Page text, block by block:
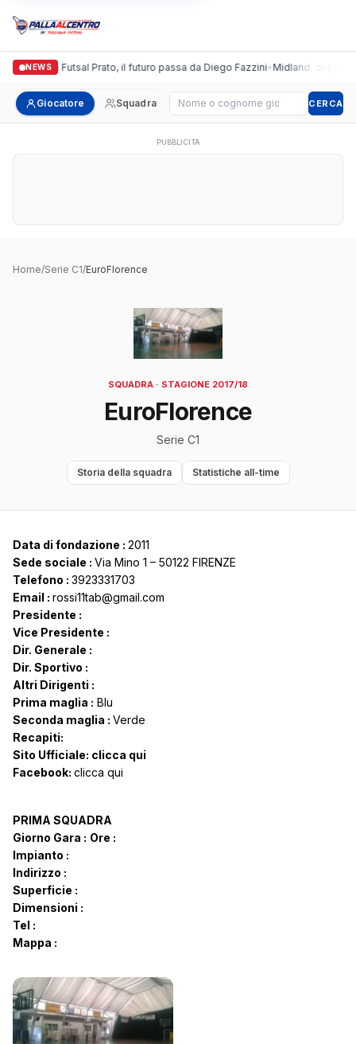
NEWS
Italgronda Futsal Prato, il futuro passa da Diego Fazzini•Midland, doppio
Giocatore Squadra Cerca giocatore CERCA
PUBBLICITÀ
Home/Serie C1/EuroFlorence
SQUADRA · STAGIONE 2017/18
EuroFlorence
Serie C1
Storia della squadra Statistiche all-time
Data di fondazione : 2011
Sede sociale : Via Mino 1 – 50122 FIRENZE
Telefono : 3923331703
Email : rossi11tab@gmail.com
Presidente :
Vice Presidente :
Dir. Generale :
Dir. Sportivo :
Altri Dirigenti :
Prima maglia : Blu
Seconda maglia : Verde
Recapiti:
Sito Ufficiale: clicca qui
Facebook: clicca qui
PRIMA SQUADRA
Giorno Gara : Ore :
Impianto :
Indirizzo :
Superficie :
Dimensioni :
Tel :
Mappa :